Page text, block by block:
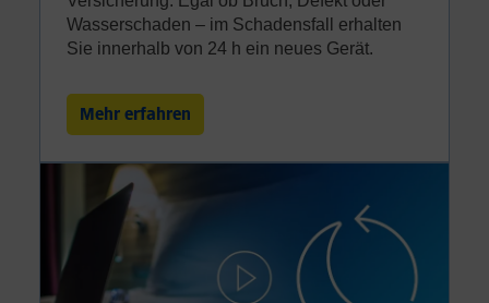
Wasserschaden – im Schadensfall erhalten
Sie innerhalb von 24 h ein neues Gerät.
Mehr erfahren